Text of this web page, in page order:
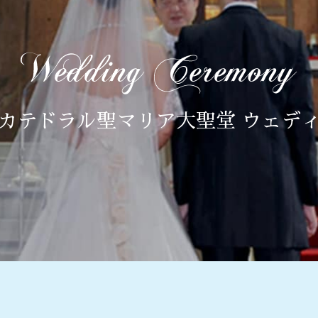
テドラル聖マリア大聖堂 ウェデ